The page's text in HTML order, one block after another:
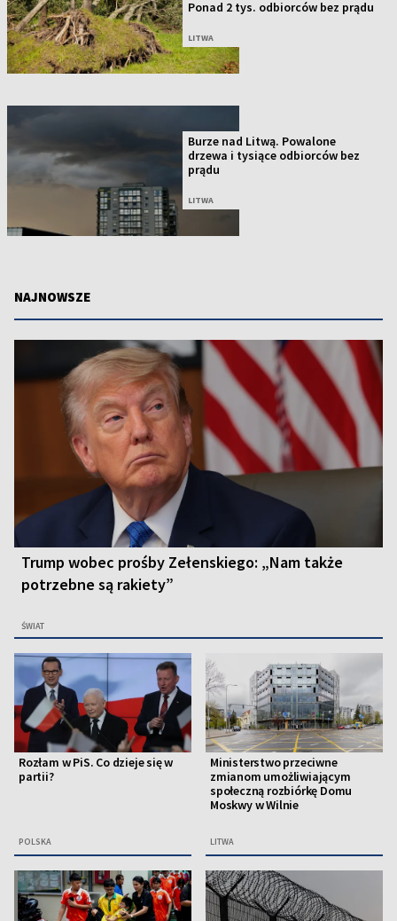
Ponad 2 tys. odbiorców bez prądu
LITWA
Burze nad Litwą. Powalone
drzewa i tysiące odbiorców bez
prądu
LITWA
NAJNOWSZE
Trump wobec prośby Zełenskiego: „Nam także
potrzebne są rakiety”
ŚWIAT
Rozłam w PiS. Co dzieje się w
partii?
POLSKA
Ministerstwo przeciwne
zmianom umożliwiającym
społeczną rozbiórkę Domu
Moskwy w Wilnie
LITWA